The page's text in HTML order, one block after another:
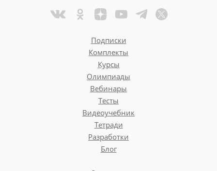
Подписки
Комплекты
Курсы
Олимпиады
Вебинары
Тесты
Видеоучебник
Тетради
Разработки
Блог